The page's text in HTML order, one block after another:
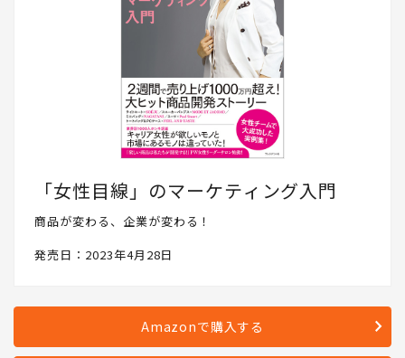
「女性目線」のマーケティング入門
商品が変わる、企業が変わる！
発売日：2023年4月28日
Amazonで購入する